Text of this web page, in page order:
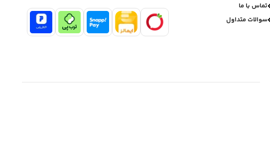
تماس با ما
سوالات متداول